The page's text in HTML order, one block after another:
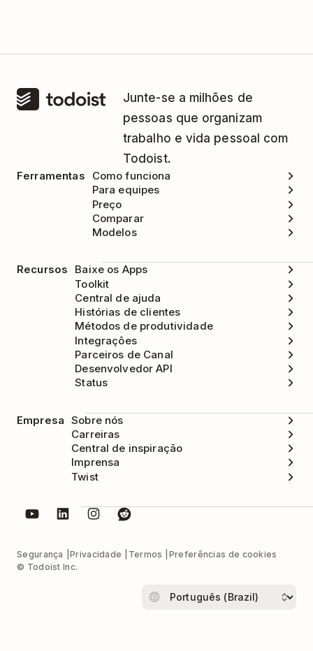
Clique emSettingsno canto superior direito.
Encontre o Todoistna lista de integrações
Todoist settings .
Desconectar
Junte-se a milhões de
pessoas que organizam
trabalho e vida pessoal com
Todoist.
Ferramentas
Como funciona
Para equipes
Preço
Comparar
Modelos
Recursos
Baixe os Apps
Toolkit
Central de ajuda
Histórias de clientes
Métodos de produtividade
Integrações
Parceiros de Canal
Desenvolvedor API
Status
Empresa Sobre nós
Carreiras
Central de inspiração
Imprensa
Twist
Segurança Privacidade Termos
Preferências de cookies
© Todoist Inc.